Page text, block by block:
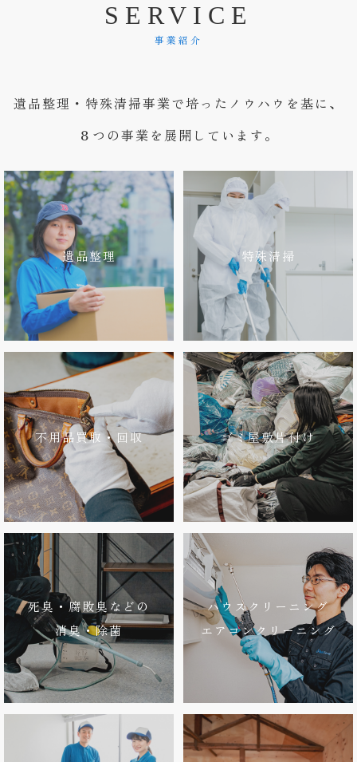
S E RV I C E
事業紹介
遺品整理・特殊清掃事業で培ったノウハウを基に、
８つの事業を展開しています。
遺品整理 特殊清掃
不用品買取・回収 ゴミ屋敷片付け
死臭・腐敗臭などの
消臭・除菌
ハウスクリーニング
エアコンクリーニング